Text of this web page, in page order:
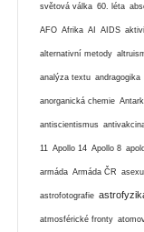
světová válka 60. léta
AFO Afrika AI AIDS
alternativní metody
analýza textu andragogika
anorganická chemie
antiscientismus
11 Apollo 14 Apollo 8
armáda Armáda ČR
astrofotografie
atmosférické fronty